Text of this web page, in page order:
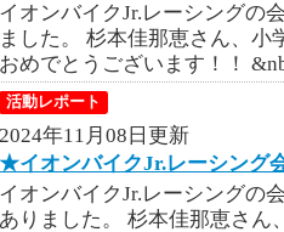
イオンバイクJr.レーシングの
ました。 杉本佳那恵さん、
おめでとうございます！！
活動レポート
2024年11月08日更新
★イオンバイクJr.レーシング
イオンバイクJr.レーシングの
ありました。 杉本佳那恵さん